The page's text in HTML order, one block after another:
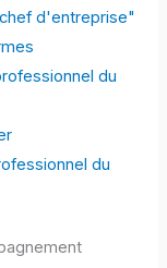
d'entreprise"
du
du